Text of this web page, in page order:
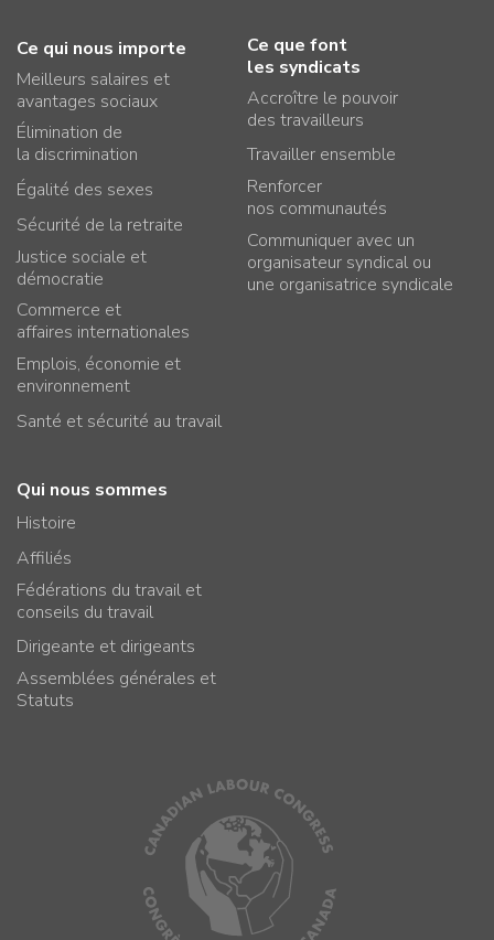
Ce qui nous importe
Meilleurs salaires et
avantages sociaux
Élimination de
la discrimination
Égalité des sexes
Sécurité de la retraite
Justice sociale et
démocratie
Commerce et
affaires internationales
Emplois, économie et
environnement
Santé et sécurité au travail
Ce que font
les syndicats
Accroître le pouvoir
des travailleurs
Travailler ensemble
Renforcer
nos communautés
Communiquer avec un
organisateur syndical ou
une organisatrice syndicale
Qui nous sommes
Histoire
Affiliés
Fédérations du travail et
conseils du travail
Dirigeante et dirigeants
Assemblées générales et
Statuts